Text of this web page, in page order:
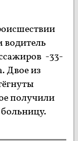
водитель
-33-
Двое из
получили